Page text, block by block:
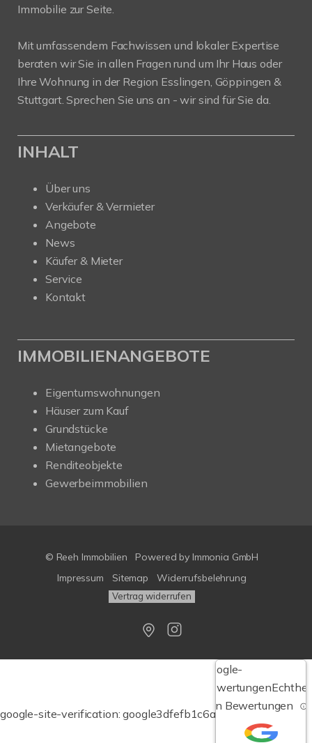
Immobilie zur Seite.
Mit umfassendem Fachwissen und lokaler Expertise
beraten wir Sie in allen Fragen rund um Ihr Haus oder
Ihre Wohnung in der Region Esslingen, Göppingen &
Stuttgart. Sprechen Sie uns an - wir sind für Sie da.
INHALT
Über uns
Verkäufer & Vermieter
Angebote
News
Käufer & Mieter
Service
Kontakt
IMMOBILIENANGEBOTE
Eigentumswohnungen
Häuser zum Kauf
Grundstücke
Mietangebote
Renditeobjekte
Gewerbeimmobilien
© Reeh Immobilien
Powered by Immonia GmbH
Impressum
Sitemap Widerrufsbelehrung
Vertrag widerrufen
Google-
Bewertungen
von Bewertungen
google-site-verification: google3dfefb1c6a9b651a.html